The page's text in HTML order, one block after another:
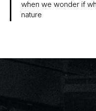
when we wonder if
nature